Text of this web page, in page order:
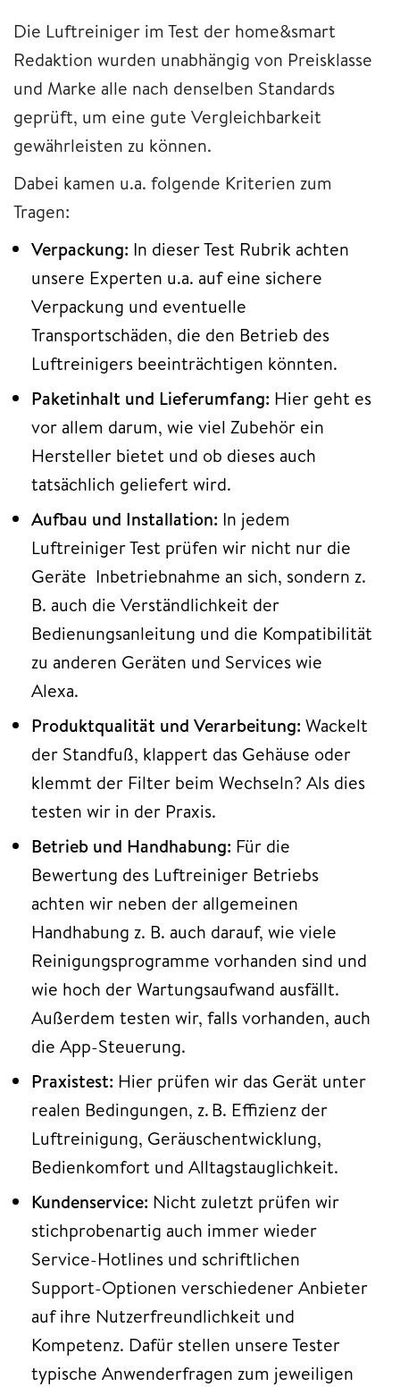
Die Luftreiniger im Test der home&smart
Redaktion wurden unabhängig von Preisklasse
und Marke alle nach denselben Standards
geprüft, um eine gute Vergleichbarkeit
gewährleisten zu können.
Dabei kamen u.a. folgende Kriterien zum
Tragen:
Verpackung: In dieser Test Rubrik achten
unsere Experten u.a. auf eine sichere
Verpackung und eventuelle
Transportschäden, die den Betrieb des
Luftreinigers beeinträchtigen könnten.
Paketinhalt und Lieferumfang: Hier geht es
vor allem darum, wie viel Zubehör ein
Hersteller bietet und ob dieses auch
tatsächlich geliefert wird.
Aufbau und Installation: In jedem
Luftreiniger Test prüfen wir nicht nur die
Geräte Inbetriebnahme an sich, sondern z.
B. auch die Verständlichkeit der
Bedienungsanleitung und die Kompatibilität
zu anderen Geräten und Services wie
Alexa.
Produktqualität und Verarbeitung: Wackelt
der Standfuß, klappert das Gehäuse oder
klemmt der Filter beim Wechseln? Als dies
testen wir in der Praxis.
Betrieb und Handhabung: Für die
Bewertung des Luftreiniger Betriebs
achten wir neben der allgemeinen
Handhabung z. B. auch darauf, wie viele
Reinigungsprogramme vorhanden sind und
wie hoch der Wartungsaufwand ausfällt.
Außerdem testen wir, falls vorhanden, auch
die App-Steuerung.
Praxistest: Hier prüfen wir das Gerät unter
realen Bedingungen, z. B. Effizienz der
Luftreinigung, Geräuschentwicklung,
Bedienkomfort und Alltagstauglichkeit.
Kundenservice: Nicht zuletzt prüfen wir
stichprobenartig auch immer wieder
Service-Hotlines und schriftlichen
Support-Optionen verschiedener Anbieter
auf ihre Nutzerfreundlichkeit und
Kompetenz. Dafür stellen unsere Tester
typische Anwenderfragen zum jeweiligen